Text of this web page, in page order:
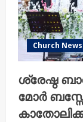
Church News
ശ്രേഷ്ഠ
മോര്‍